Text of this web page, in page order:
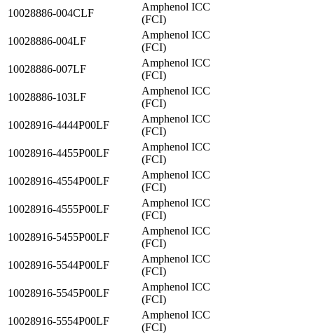
10028886-004CLF
Amphenol ICC
(FCI)
10028886-004LF
Amphenol ICC
(FCI)
10028886-007LF
Amphenol ICC
(FCI)
10028886-103LF
Amphenol ICC
(FCI)
10028916-4444P00LF
Amphenol ICC
(FCI)
10028916-4455P00LF
Amphenol ICC
(FCI)
10028916-4554P00LF
Amphenol ICC
(FCI)
10028916-4555P00LF
Amphenol ICC
(FCI)
10028916-5455P00LF
Amphenol ICC
(FCI)
10028916-5544P00LF
Amphenol ICC
(FCI)
10028916-5545P00LF
Amphenol ICC
(FCI)
10028916-5554P00LF
Amphenol ICC
(FCI)